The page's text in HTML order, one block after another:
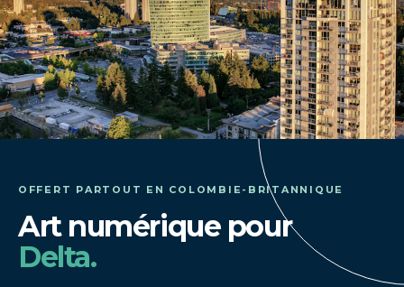
OFFERT PARTOUT EN COLOMBIE-BRITANNIQUE
Art numérique pour
Delta.